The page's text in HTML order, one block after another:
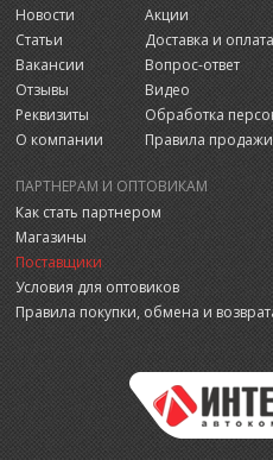
Новости
Статьи
Вакансии
Отзывы
Реквизиты
О компании
Акции
Доставка и оплата
Вопрос-ответ
Видео
Обработка
Правила
ПАРТНЕРАМ И ОПТОВИКАМ
Как стать партнером
Магазины
Поставщики
Условия для оптовиков
Правила покупки, обмена и